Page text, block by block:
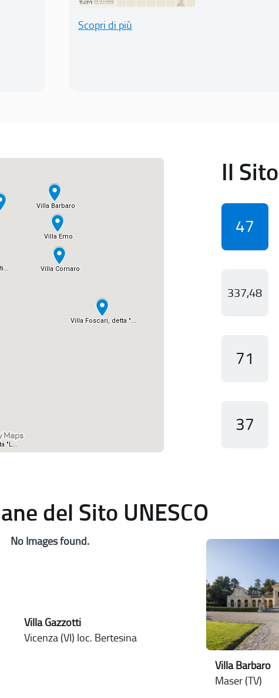
Scopri di più
Il
47
337,48
71
37
del Sito UNESCO
No Images found.
Villa Gazzotti
Vicenza (VI) loc. Bertesina
Villa Barbaro
Maser (TV)